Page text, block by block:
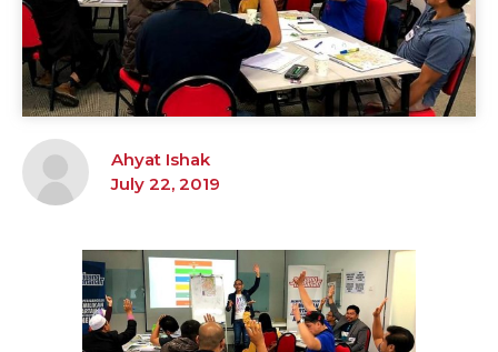
Ahyat Ishak
July 22, 2019